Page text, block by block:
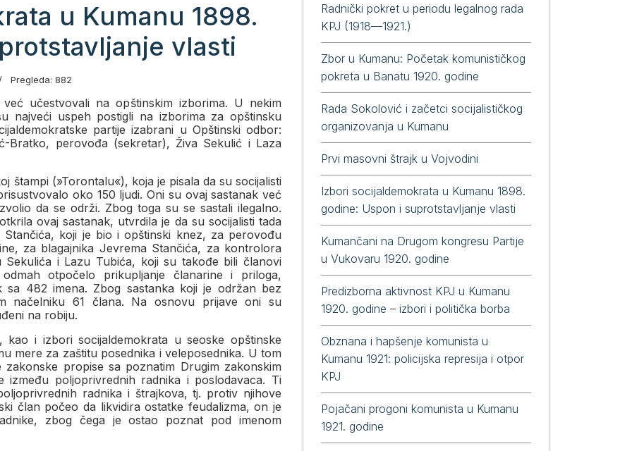
u Kumanu 1898.
vlasti
Pregleda: 882
učestvovali na opštinskim izborima. U nekim
najveći uspeh postigli na izborima za opštinsku
partije izabrani u Opštinski odbor:
Bratko, perovođa (sekretar), Živa Sekulić i Laza
štampi (»Torontalu«), koja je pisala da su socijalisti
oko 150 ljudi. Oni su ovaj sastanak već
da se održi. Zbog toga su se sastali ilegalno.
ovaj sastanak, utvrdila je da su socijalisti tada
koji je bio i opštinski knez, za perovođu
za blagajnika Jevrema Stančića, za kontrolora
i Lazu Tubića, koji su takođe bili članovi
otpočelo prikupljanje članarine i priloga,
sa 482 imena. Zbog sastanka koji je održan bez
načelniku 61 člana. Na osnovu prijave oni su
na robiju.
kao i izbori socijaldemokrata u seoske opštinske
mere za zaštitu posednika i veleposednika. U tom
propise sa poznatim Drugim zakonskim
poljoprivrednih radnika i poslodavaca. Ti
radnika i štrajkova, tj. protiv njihove
član počeo da likvidira ostatke feudalizma, on je
zbog čega je ostao poznat pod imenom
Radnički pokret u periodu legalnog rada
KPJ (1918—1921.)
Zbor u Kumanu: Početak komunističkog
pokreta u Banatu 1920. godine
Rada Sokolović i začetci socijalističkog
organizovanja u Kumanu
Prvi masovni štrajk u Vojvodini
Izbori socijaldemokrata u Kumanu 1898.
godine: Uspon i suprotstavljanje vlasti
Kumančani na Drugom kongresu Partije
u Vukovaru 1920. godine
Predizborna aktivnost KPJ u Kumanu
1920. godine – izbori i politička borba
Obznana i hapšenje komunista u
Kumanu 1921: policijska represija i otpor
KPJ
Pojačani progoni komunista u Kumanu
1921. godine